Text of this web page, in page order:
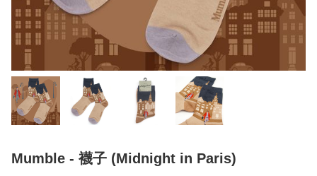
Mumble - 襪子 (Midnight in Paris)